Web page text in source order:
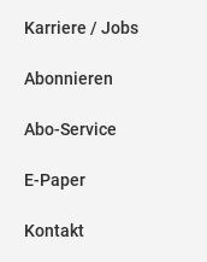
Karriere / Jobs
Abonnieren
Abo-Service
E-Paper
Kontakt